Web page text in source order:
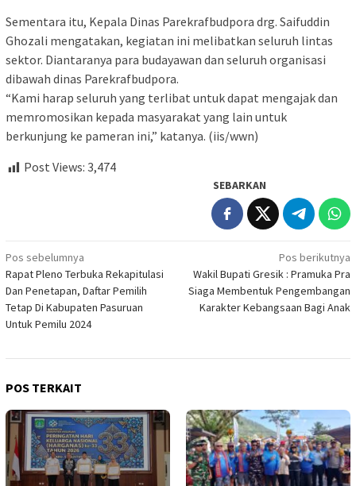
Sementara itu, Kepala Dinas Parekrafbudpora drg. Saifuddin
Ghozali mengatakan, kegiatan ini melibatkan seluruh lintas
sektor. Diantaranya para budayawan dan seluruh organisasi
dibawah dinas Parekrafbudpora.
“Kami harap seluruh yang terlibat untuk dapat mengajak dan
memromosikan kepada masyarakat yang lain untuk
berkunjung ke pameran ini,” katanya. (iis/wwn)
Post Views: 3,474
SEBARKAN
Navigasi
pos
Pos sebelumnya
Rapat Pleno Terbuka Rekapitulasi
Dan Penetapan, Daftar Pemilih
Tetap Di Kabupaten Pasuruan
Untuk Pemilu 2024
Pos berikutnya
Wakil Bupati Gresik : Pramuka Pra
Siaga Membentuk Pengembangan
Karakter Kebangsaan Bagi Anak
POS TERKAIT